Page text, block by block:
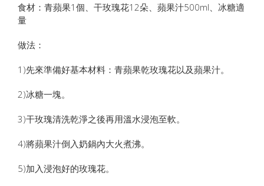
食材：青蘋果1個、干玫瑰花12朵、蘋果汁500ml、冰糖適
量
做法：
1)先來準備好基本材料：青蘋果乾玫瑰花以及蘋果汁。
2)冰糖一塊。
3)干玫瑰清洗乾淨之後再用溫水浸泡至軟。
4)將蘋果汁倒入奶鍋內大火煮沸。
5)加入浸泡好的玫瑰花。